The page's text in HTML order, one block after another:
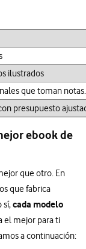
ilustrados
que toman notas.
presupuesto
ebook de
que otro. En
que fabrica
sí,cada modelo
el mejor para ti
a continuación: